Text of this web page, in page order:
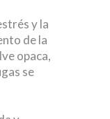
y la
de la
opaca,
se